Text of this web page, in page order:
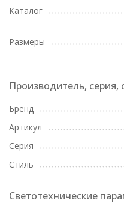
Каталог
Размеры
Производитель, серия,
Бренд
Артикул
Серия
Стиль
Светотехнические